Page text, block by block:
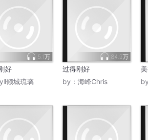
5.1万
好
yll倾城琉璃
84.9万
过得刚好
by： 海峰Chris